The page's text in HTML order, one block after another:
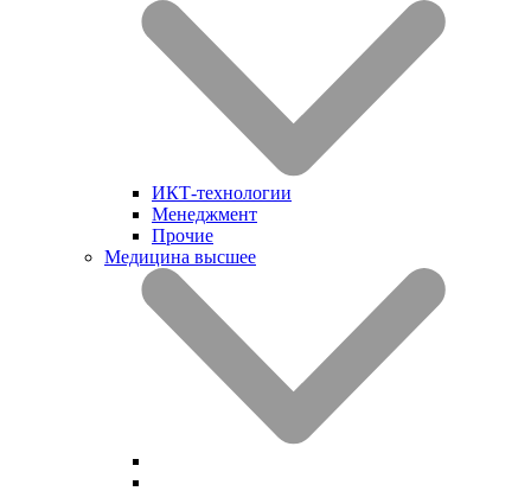
ИКТ-технологии
Менеджмент
Прочие
Медицина высшее